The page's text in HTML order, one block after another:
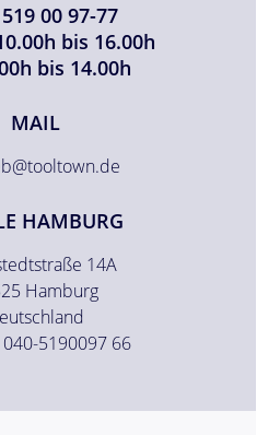
00 97-77
bis 16.00h
bis 14.00h
MAIL
HAMBURG
14A
Hamburg
5190097 66